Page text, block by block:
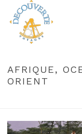
AFRIQUE,
ORIENT